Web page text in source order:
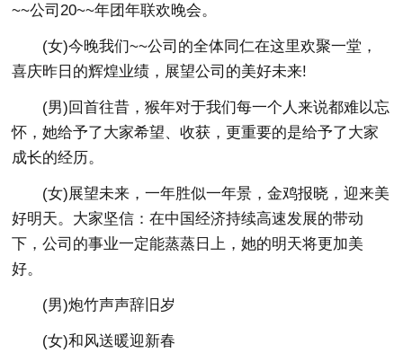
~~公司20~~年团年联欢晚会。
(女)今晚我们~~公司的全体同仁在这里欢聚一堂，
喜庆昨日的辉煌业绩，展望公司的美好未来!
(男)回首往昔，猴年对于我们每一个人来说都难以忘
怀，她给予了大家希望、收获，更重要的是给予了大家
成长的经历。
(女)展望未来，一年胜似一年景，金鸡报晓，迎来美
好明天。大家坚信：在中国经济持续高速发展的带动
下，公司的事业一定能蒸蒸日上，她的明天将更加美
好。
(男)炮竹声声辞旧岁
(女)和风送暖迎新春